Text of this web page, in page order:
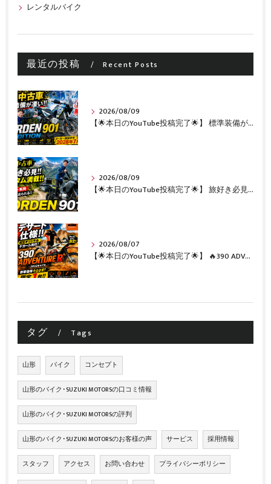
レンタルバイク
最近の投稿 Recent Posts
2026/08/09
【🌟本日のYouTube投稿完了🌟】 標準装備が凄い!!1オーナー・無転倒の極上中古車🔥 「NORDEN 901 EXPEDITION」が入荷いたしました✨ 【Husqvarna Motorcycles山形】
2026/08/09
【🌟本日のYouTube投稿完了🌟】 旅好き必見🔥!!カスタム満載の極上中古車！ 「NORDEN 901」が入荷いたしました✨【Husqvarna Motorcycles山形】
2026/08/07
【🌟本日のYouTube投稿完了🌟】 🔥390 ADVENTURE R × KTM山形 オリジナルデカール仕様誕生🔥
タグ Tags
山形 バイク コンセプト
山形のバイク･SUZUKI MOTORSの口コミ情報
山形のバイク･SUZUKI MOTORSの評判
山形のバイク･SUZUKI MOTORSのお客様の声 サービス 採用情報
スタッフ アクセス お問い合わせ プライバシーポリシー